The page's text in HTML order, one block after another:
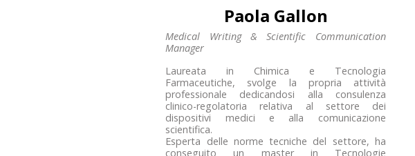
Paola Gallon
Medical Writing & Scientific Communication
Manager
Laureata in Chimica e Tecnologia
Farmaceutiche, svolge la propria attività
professionale dedicandosi alla consulenza
clinico-regolatoria relativa al settore dei
dispositivi medici e alla comunicazione
scientifica.
Esperta delle norme tecniche del settore, ha
conseguito un master in Tecnologie